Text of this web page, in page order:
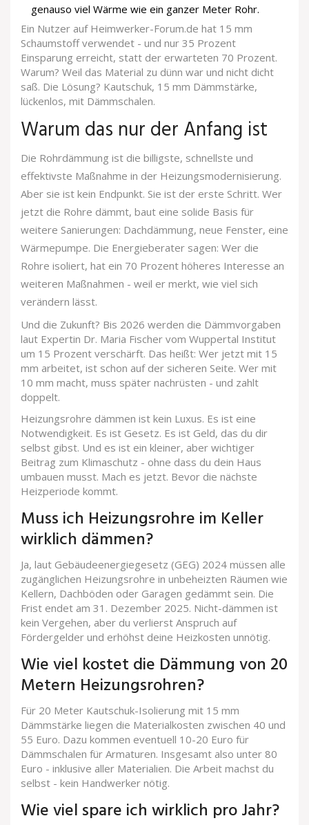
genauso viel Wärme wie ein ganzer Meter Rohr.
Ein Nutzer auf Heimwerker-Forum.de hat 15 mm
Schaumstoff verwendet - und nur 35 Prozent
Einsparung erreicht, statt der erwarteten 70 Prozent.
Warum? Weil das Material zu dünn war und nicht dicht
saß. Die Lösung? Kautschuk, 15 mm Dämmstärke,
lückenlos, mit Dämmschalen.
Warum das nur der Anfang ist
Die Rohrdämmung ist die billigste, schnellste und
effektivste Maßnahme in der Heizungsmodernisierung.
Aber sie ist kein Endpunkt. Sie ist der erste Schritt. Wer
jetzt die Rohre dämmt, baut eine solide Basis für
weitere Sanierungen: Dachdämmung, neue Fenster, eine
Wärmepumpe. Die Energieberater sagen: Wer die
Rohre isoliert, hat ein 70 Prozent höheres Interesse an
weiteren Maßnahmen - weil er merkt, wie viel sich
verändern lässt.
Und die Zukunft? Bis 2026 werden die Dämmvorgaben
laut Expertin Dr. Maria Fischer vom Wuppertal Institut
um 15 Prozent verschärft. Das heißt: Wer jetzt mit 15
mm arbeitet, ist schon auf der sicheren Seite. Wer mit
10 mm macht, muss später nachrüsten - und zahlt
doppelt.
Heizungsrohre dämmen ist kein Luxus. Es ist eine
Notwendigkeit. Es ist Gesetz. Es ist Geld, das du dir
selbst gibst. Und es ist ein kleiner, aber wichtiger
Beitrag zum Klimaschutz - ohne dass du dein Haus
umbauen musst. Mach es jetzt. Bevor die nächste
Heizperiode kommt.
Muss ich Heizungsrohre im Keller
wirklich dämmen?
Ja, laut Gebäudeenergiegesetz (GEG) 2024 müssen alle
zugänglichen Heizungsrohre in unbeheizten Räumen wie
Kellern, Dachböden oder Garagen gedämmt sein. Die
Frist endet am 31. Dezember 2025. Nicht-dämmen ist
kein Vergehen, aber du verlierst Anspruch auf
Fördergelder und erhöhst deine Heizkosten unnötig.
Wie viel kostet die Dämmung von 20
Metern Heizungsrohren?
Für 20 Meter Kautschuk-Isolierung mit 15 mm
Dämmstärke liegen die Materialkosten zwischen 40 und
55 Euro. Dazu kommen eventuell 10-20 Euro für
Dämmschalen für Armaturen. Insgesamt also unter 80
Euro - inklusive aller Materialien. Die Arbeit machst du
selbst - kein Handwerker nötig.
Wie viel spare ich wirklich pro Jahr?